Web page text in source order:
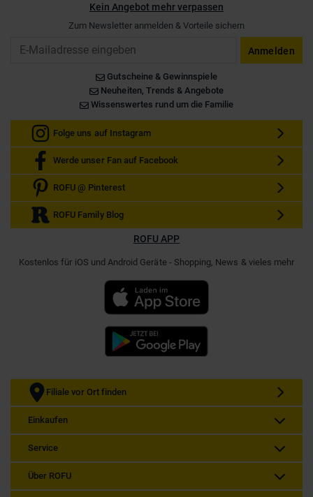
Kein Angebot mehr verpassen
Zum Newsletter anmelden & Vorteile sichern
Anmelden
Gutscheine & Gewinnspiele
Neuheiten, Trends & Angebote
Wissenswertes rund um die Familie
Folge uns auf Instagram
Werde unser Fan auf Facebook
ROFU @ Pinterest
ROFU Family Blog
ROFU APP
Kostenlos für iOS und Android Geräte - Shopping, News & vieles mehr
Filiale vor Ort finden
Einkaufen
Service
Über ROFU